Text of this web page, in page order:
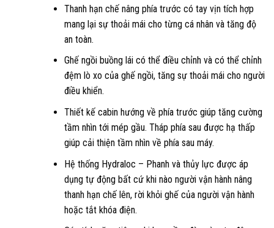
Thanh hạn chế nâng phía trước có tay vịn tích hợp
mang lại sự thoải mái cho từng cá nhân và tăng độ
an toàn.
Ghế ngồi buồng lái có thể điều chỉnh và có thể chỉnh
đệm lò xo của ghế ngồi, tăng sự thoải mái cho người
điều khiển.
Thiết kế cabin hướng về phía trước giúp tăng cường
tầm nhìn tới mép gầu. Tháp phía sau được hạ thấp
giúp cải thiện tầm nhìn về phía sau máy.
Hệ thống Hydraloc – Phanh và thủy lực được áp
dụng tự động bất cứ khi nào người vận hành nâng
thanh hạn chế lên, rời khỏi ghế của người vận hành
hoặc tắt khóa điện.